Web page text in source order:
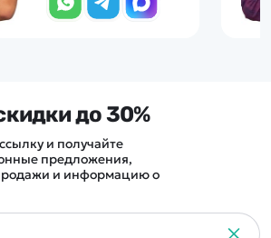
до 30%
и получайте
предложения,
и информацию о